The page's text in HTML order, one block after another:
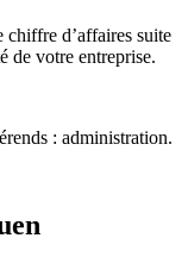
chiffre d’affaires suite
de votre entreprise.
: administration.